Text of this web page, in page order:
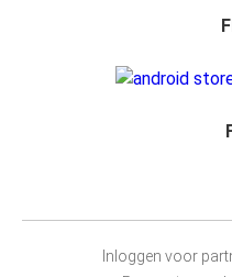
Inloggen voor